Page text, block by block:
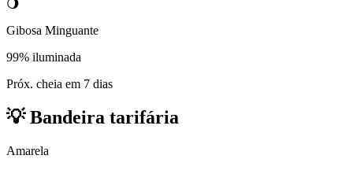
🌖
Gibosa Minguante
99% iluminada
Próx. cheia em 7 dias
💡Bandeira tarifária
Amarela